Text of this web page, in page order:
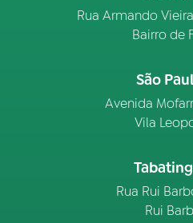
Rua Armando
Bairro de
São
Avenida
Vila
Rua Rui
Rui